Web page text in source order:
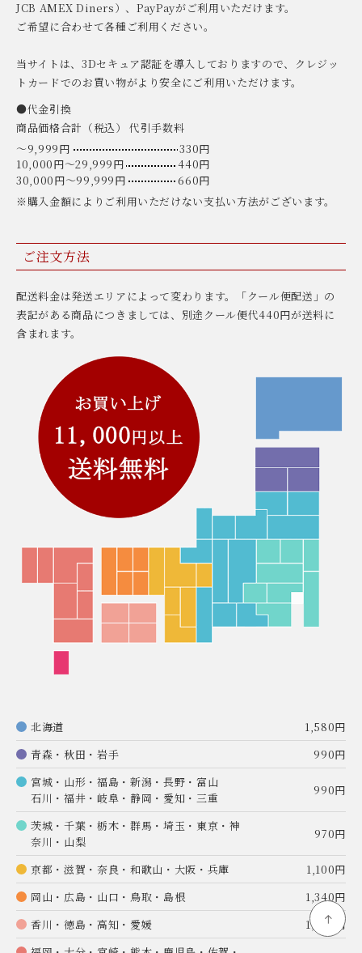
JCB AMEX Diners）、PayPayがご利用いただけます。
ご希望に合わせて各種ご利用ください。
当サイトは、3Dセキュア認証を導入しておりますので、クレジッ
トカードでのお買い物がより安全にご利用いただけます。
●代金引換
商品価格合計（税込） 代引手数料
〜9,999円
330円
10,000円〜29,999円
440円
30,000円〜99,999円
660円
※購入金額によりご利用いただけない支払い方法がございます。
ご注文方法
配送料金は発送エリアによって変わります。「クール便配送」の
表記がある商品につきましては、別途クール便代440円が送料に
含まれます。
北海道
1,580円
青森・秋田・岩手
990円
宮城・山形・福島・新潟・長野・富山
石川・福井・岐阜・静岡・愛知・三重
990円
茨城・千葉・栃木・群馬・埼玉・東京・神
奈川・山梨
970円
京都・滋賀・奈良・和歌山・大阪・兵庫
1,100円
岡山・広島・山口・鳥取・島根
1,340円
香川・徳島・高知・愛媛
1,360円